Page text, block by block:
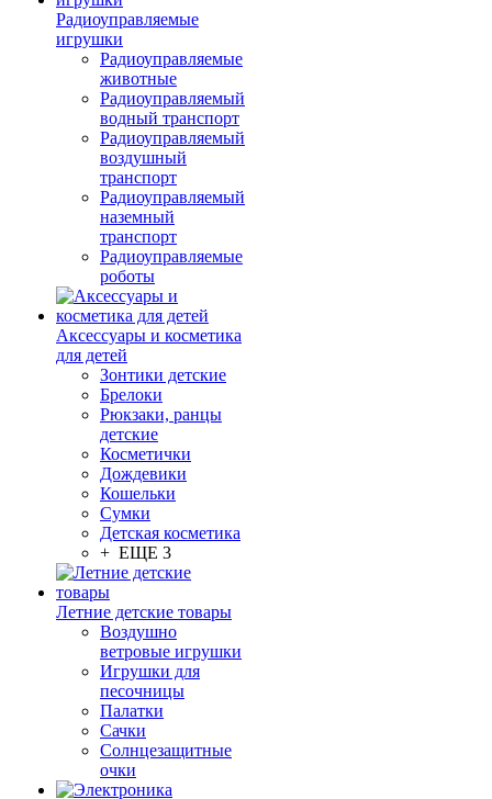
Радиоуправляемые
игрушки
Радиоуправляемые
животные
Радиоуправляемый
водный транспорт
Радиоуправляемый
воздушный
транспорт
Радиоуправляемый
наземный
транспорт
Радиоуправляемые
роботы
Аксессуары и косметика
для детей
Зонтики детские
Брелоки
Рюкзаки, ранцы
детские
Косметички
Дождевики
Кошельки
Сумки
Детская косметика
+ ЕЩЕ 3
Летние детские товары
Воздушно
ветровые игрушки
Игрушки для
песочницы
Палатки
Сачки
Солнцезащитные
очки